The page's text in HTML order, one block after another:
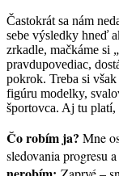
Častokrát sa nám
sebe výsledky hneď
zrkadle, mačkáme si
pravdupovediac,
pokrok. Treba si
figúru modelky,
športovca. Aj tu platí,
Čo robím ja? Mne
sledovania progresu